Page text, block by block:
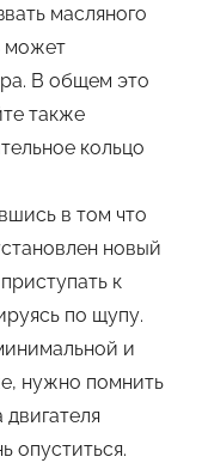
масляного
может
В общем это
также
кольцо
в том что
новый
к
по щупу.
и
нужно помнить
опуститься.